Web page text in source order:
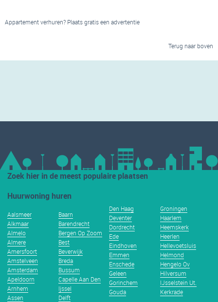
Appartement verhuren? Plaats gratis een advertentie
Terug naar boven
Zoek hier in de meest populaire plaatsen
Huurwoning huren
Aalsmeer
Alkmaar
Almelo
Almere
Amersfoort
Amstelveen
Amsterdam
Apeldoorn
Arnhem
Assen
Baarn
Barendrecht
Bergen Op Zoom
Best
Beverwijk
Breda
Bussum
Capelle Aan Den
Ijssel
Delft
Den Haag
Deventer
Dordrecht
Ede
Eindhoven
Emmen
Enschede
Geleen
Gorinchem
Gouda
Groningen
Haarlem
Heemskerk
Heerlen
Hellevoetsluis
Helmond
Hengelo Ov
Hilversum
IJsselstein Ut.
Kerkrade